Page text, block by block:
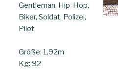
Gentleman, Hip-Hop,
Biker, Soldat, Polizei,
Pilot
Größe: 1,92m
Kg: 92